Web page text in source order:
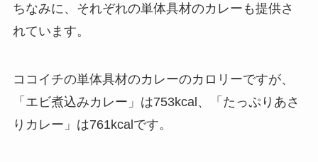
ちなみに、それぞれの単体具材のカレーも提供さ
れています。
ココイチの単体具材のカレーのカロリーですが、
「エビ煮込みカレー」は753kcal、「たっぷりあさ
りカレー」は761kcalです。